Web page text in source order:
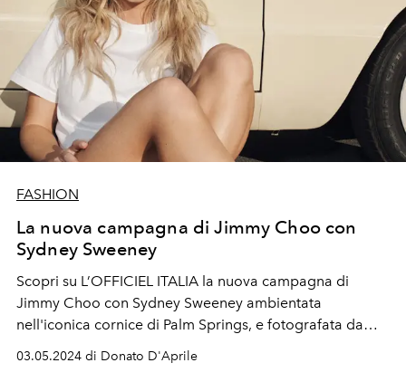
FASHION
La nuova campagna di Jimmy Choo con
Sydney Sweeney
Scopri su L’OFFICIEL ITALIA la nuova campagna di
Jimmy Choo con Sydney Sweeney ambientata
nell'iconica cornice di Palm Springs, e fotografata da
Oliver Hadlee Pearch.
03.05.2024 di Donato D'Aprile